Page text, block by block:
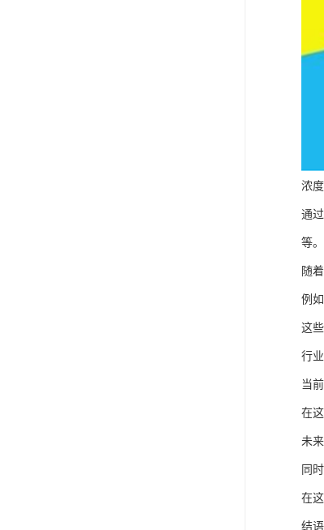
浓
通
等。
随
例
这
行
当
在
未
同
在
结语